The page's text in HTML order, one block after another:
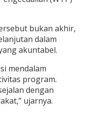
bukan akhir,
dalam
akuntabel.
mendalam
program.
dengan
ujarnya.